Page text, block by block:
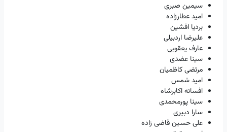
سیمین صبری
امید عطارزاده
بردیا افشین
علیرضا اردبیلی
عارف یعقوبی
سینا عضدی
مرتضی کاظمیان
امید شمس
افسانه اکابرشاه
سینا پورمحمدی
سارا دبیری
علی حسین قاضی زاده